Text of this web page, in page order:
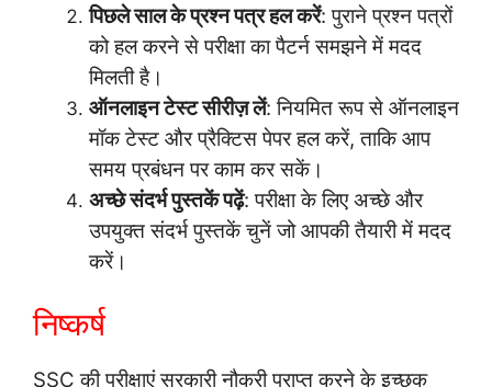
पिछले साल के प्रश्न पत्र हल करें: पुराने प्रश्न पत्रों
को हल करने से परीक्षा का पैटर्न समझने में मदद
मिलती है।
ऑनलाइन टेस्ट सीरीज़ लें: नियमित रूप से ऑनलाइन
मॉक टेस्ट और प्रैक्टिस पेपर हल करें, ताकि आप
समय प्रबंधन पर काम कर सकें।
अच्छे संदर्भ पुस्तकें पढ़ें: परीक्षा के लिए अच्छे और
उपयुक्त संदर्भ पुस्तकें चुनें जो आपकी तैयारी में मदद
करें।
निष्कर्ष
SSC की परीक्षाएं सरकारी नौकरी प्राप्त करने के इच्छुक